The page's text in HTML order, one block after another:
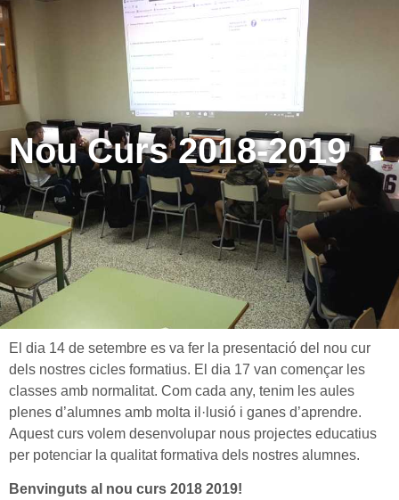
Nou Curs 2018-2019
El dia 14 de setembre es va fer la presentació del nou cur
dels nostres cicles formatius. El dia 17 van començar les
classes amb normalitat. Com cada any, tenim les aules
plenes d’alumnes amb molta il·lusió i ganes d’aprendre.
Aquest curs volem desenvolupar nous projectes educatius
per potenciar la qualitat formativa dels nostres alumnes.
Benvinguts al nou curs 2018 2019!